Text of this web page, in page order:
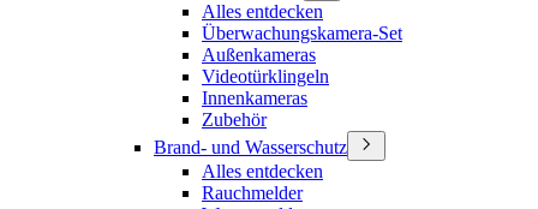
Alles entdecken
Überwachungskamera-Set
Außenkameras
Videotürklingeln
Innenkameras
Zubehör
Brand- und Wasserschutz
Alles entdecken
Rauchmelder